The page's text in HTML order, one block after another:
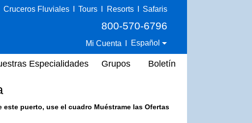
Cruceros Fluviales Tours Resorts Safaris
800-570-6796
Mi Cuenta Español
Especialidades Grupos Boletín
puerto, use el cuadro Muéstrame las Ofertas